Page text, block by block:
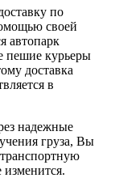
по
своей
автопарк
пешие курьеры
доставка
в
надежные
груза, Вы